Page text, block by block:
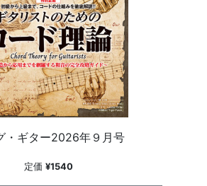
・ギター2026年９月号
定価 ¥1540